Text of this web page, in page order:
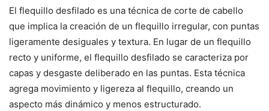
El flequillo desfilado es una técnica de corte de cabello
que implica la creación de un flequillo irregular, con puntas
ligeramente desiguales y textura. En lugar de un flequillo
recto y uniforme, el flequillo desfilado se caracteriza por
capas y desgaste deliberado en las puntas. Esta técnica
agrega movimiento y ligereza al flequillo, creando un
aspecto más dinámico y menos estructurado.